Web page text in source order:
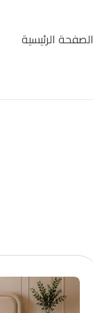
الصفحة الرئيسية